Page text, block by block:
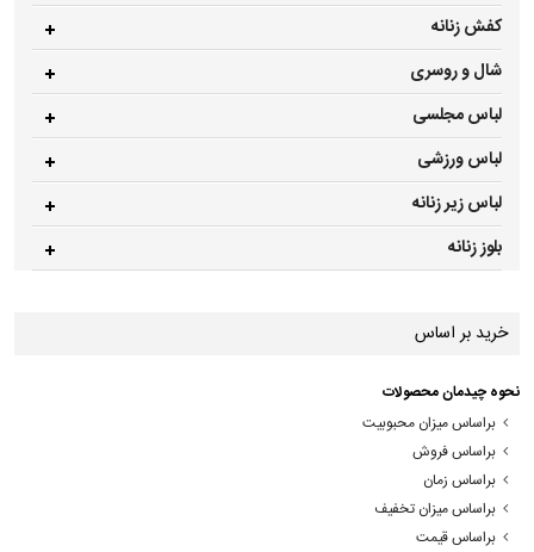
کفش زنانه
شال و روسری
لباس مجلسی
لباس ورزشی
لباس زیر زنانه
بلوز زنانه
خرید بر اساس
نحوه چیدمان محصولات
براساس میزان محبوبیت
براساس فروش
براساس زمان
براساس میزان تخفیف
براساس قیمت